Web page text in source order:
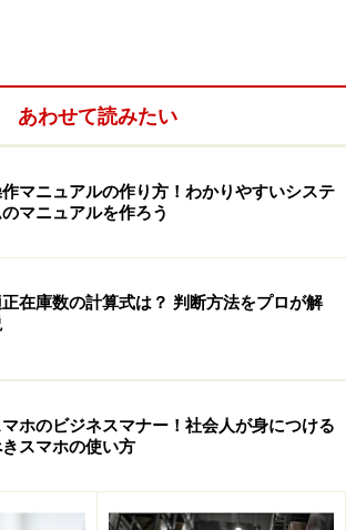
票がないとマイナンバーが作れませ
日に設立された地方公共団体情報システ
町村の委託を受けてマイナンバー通知
もとへ送付します。
っている場合、年間取引報告書、投資
当金の支払調書などにマイナンバーが
で証券会社にも通知しなければなりま
や保険会社にも必要です。つまりマイ
、税務署はいくら収入があるかを確実
になるので、FXで儲けているのに確定
会社以外に副収入があるのに確定申告
ヤバイです。兄弟それぞれが老親の扶
控除を受けるような悪用もダダモレで
あわせて読みたい
マニュアルの作り方！わかりやすいシステ
マニュアルを作ろう
在庫数の計算式は？ 判断方法をプロが解
マホのビジネスマナー！社会人が身につける
スマホの使い方